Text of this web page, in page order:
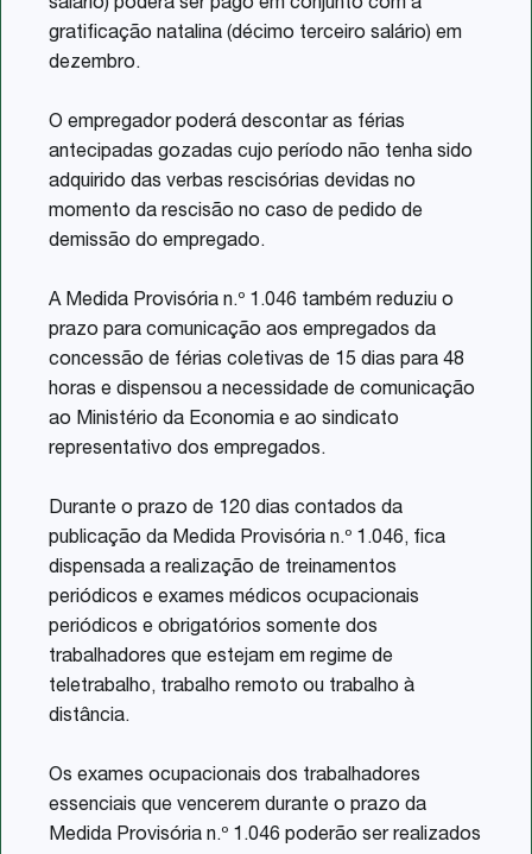
salário) poderá ser pago em conjunto com a
gratificação natalina (décimo terceiro salário) em
dezembro.
O empregador poderá descontar as férias
antecipadas gozadas cujo período não tenha sido
adquirido das verbas rescisórias devidas no
momento da rescisão no caso de pedido de
demissão do empregado.
A Medida Provisória n.º 1.046 também reduziu o
prazo para comunicação aos empregados da
concessão de férias coletivas de 15 dias para 48
horas e dispensou a necessidade de comunicação
ao Ministério da Economia e ao sindicato
representativo dos empregados.
Durante o prazo de 120 dias contados da
publicação da Medida Provisória n.º 1.046, fica
dispensada a realização de treinamentos
periódicos e exames médicos ocupacionais
periódicos e obrigatórios somente dos
trabalhadores que estejam em regime de
teletrabalho, trabalho remoto ou trabalho à
distância.
Os exames ocupacionais dos trabalhadores
essenciais que vencerem durante o prazo da
Medida Provisória n.º 1.046 poderão ser realizados